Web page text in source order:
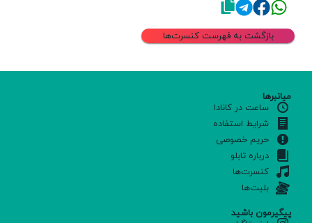
بازگشت به فهرست کنسرت‌ها
میانبرها
ساعت در کانادا
شرایط استفاده
حریم خصوصی
درباره تابلو
کنسرت‌ها
بلیت‌ها
پیگیرمون باشید